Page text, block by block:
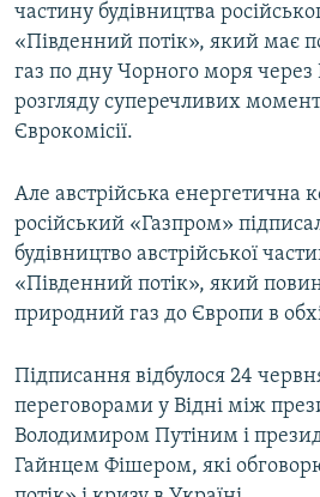
частину будівництва
«Південний потік», який має
газ по дну Чорного моря
розгляду суперечливих
Єврокомісії.
Але австрійська енергетична
російський «Газпром»
будівництво австрійської
«Південний потік», який
природний газ до Європи в
Підписання відбулося 24
переговорами у Відні між
Володимиром Путіним і
Гайнцем Фішером, які